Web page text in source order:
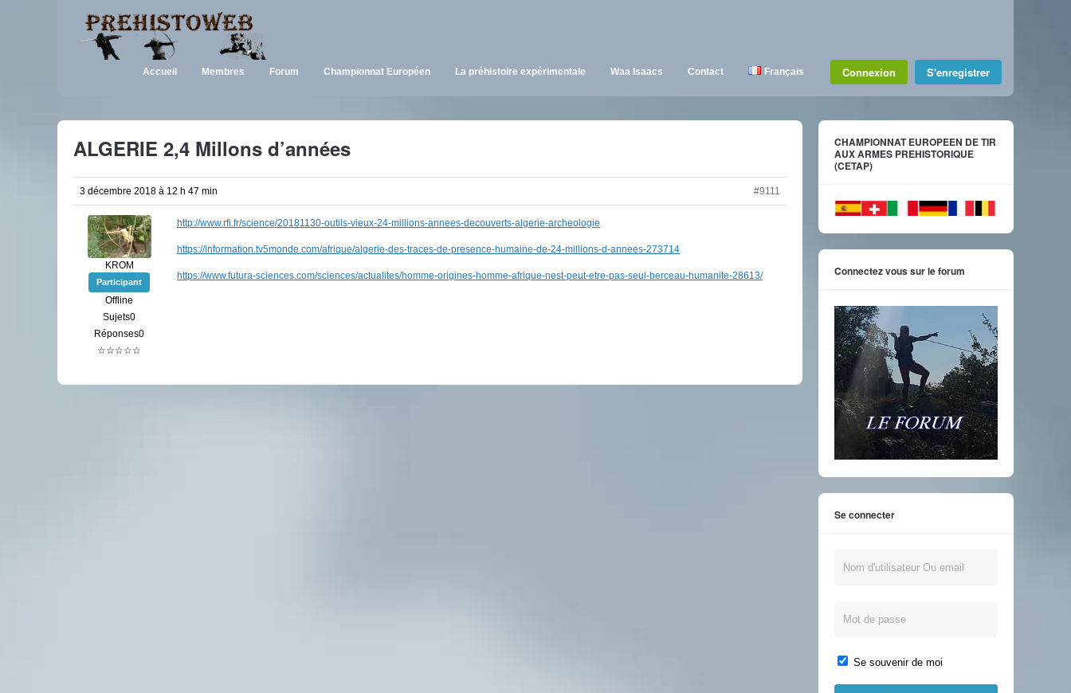
Accueil Membres Forum Championnat Européen La préhistoire expérimentale Waa Isaacs Contact Français Connexion S'enregistrer
ALGERIE 2,4 Millons d’années
3 décembre 2018 à 12 h 47 min #9111
KROM
Participant
Offline
Sujets0
Réponses0
☆☆☆☆☆
http://www.rfi.fr/science/20181130-outils-vieux-24-millions-annees-decouverts-algerie-archeologie
https://information.tv5monde.com/afrique/algerie-des-traces-de-presence-humaine-de-24-millions-d-annees-273714
https://www.futura-sciences.com/sciences/actualites/homme-origines-homme-afrique-nest-peut-etre-pas-seul-berceau-humanite-28613/
CHAMPIONNAT EUROPEEN DE TIR
AUX ARMES PREHISTORIQUE
(CETAP)
Connectez vous sur le forum
Se connecter
Se souvenir de moi